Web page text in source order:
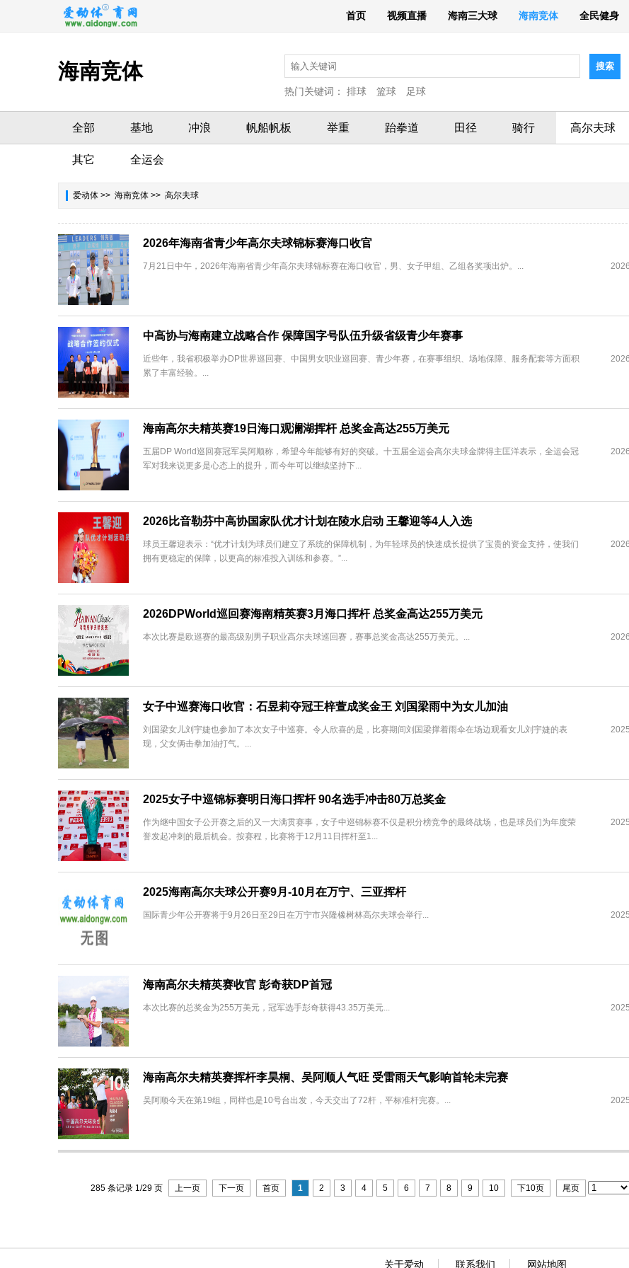
首页 视频直播 海南三大球 海南竞体 全民健身
海南竞体
热门关键词： 排球 篮球 足球
全部 基地 冲浪 帆船帆板 举重 跆拳道 田径 骑行 高尔夫球
其它 全运会
爱动体 >> 海南竞体 >> 高尔夫球
2026年海南省青少年高尔夫球锦标赛海口收官
7月21日中午，2026年海南省青少年高尔夫球锦标赛在海口收官，男、女子甲组、乙组各奖项出炉。...
中高协与海南建立战略合作 保障国字号队伍升级省级青少年赛事
近些年，我省积极举办DP世界巡回赛、中国男女职业巡回赛、青少年赛，在赛事组织、场地保障、服务配套等方面积
累了丰富经验。...
海南高尔夫精英赛19日海口观澜湖挥杆 总奖金高达255万美元
五届DP World巡回赛冠军吴阿顺称，希望今年能够有好的突破。十五届全运会高尔夫球金牌得主匡洋表示，全运会冠
军对我来说更多是心态上的提升，而今年可以继续坚持下...
2026比音勒芬中高协国家队优才计划在陵水启动 王馨迎等4人入选
球员王馨迎表示：“优才计划为球员们建立了系统的保障机制，为年轻球员的快速成长提供了宝贵的资金支持，使我们
拥有更稳定的保障，以更高的标准投入训练和参赛。”...
2026DPWorld巡回赛海南精英赛3月海口挥杆 总奖金高达255万美元
本次比赛是欧巡赛的最高级别男子职业高尔夫球巡回赛，赛事总奖金高达255万美元。...
女子中巡赛海口收官：石昱莉夺冠王梓萱成奖金王 刘国梁雨中为女儿加油
刘国梁女儿刘宇婕也参加了本次女子中巡赛。令人欣喜的是，比赛期间刘国梁撑着雨伞在场边观看女儿刘宇婕的表
现，父女俩击拳加油打气。...
2025女子中巡锦标赛明日海口挥杆 90名选手冲击80万总奖金
作为继中国女子公开赛之后的又一大满贯赛事，女子中巡锦标赛不仅是积分榜竞争的最终战场，也是球员们为年度荣
誉发起冲刺的最后机会。按赛程，比赛将于12月11日挥杆至1...
2025海南高尔夫球公开赛9月-10月在万宁、三亚挥杆
国际青少年公开赛将于9月26日至29日在万宁市兴隆橡树林高尔夫球会举行...
海南高尔夫精英赛收官 彭奇获DP首冠
本次比赛的总奖金为255万美元，冠军选手彭奇获得43.35万美元...
海南高尔夫精英赛挥杆李昊桐、吴阿顺人气旺 受雷雨天气影响首轮未完赛
吴阿顺今天在第19组，同样也是10号台出发，今天交出了72杆，平标准杆完赛。...
285 条记录 1/29 页 上一页 下一页 首页 1 2 3 4 5 6 7 8 9 10 下10页 尾页
关于爱动 联系我们 网站地图